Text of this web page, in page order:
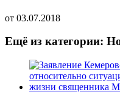
от 03.07.2018
Ещё из категории: